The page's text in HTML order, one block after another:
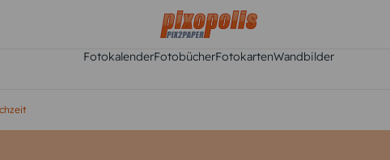
FotokalenderFotobücherFotokartenWandbilder